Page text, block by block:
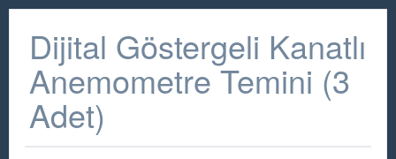
Dijital Göstergeli Kanatlı
Anemometre Temini (3
Adet)